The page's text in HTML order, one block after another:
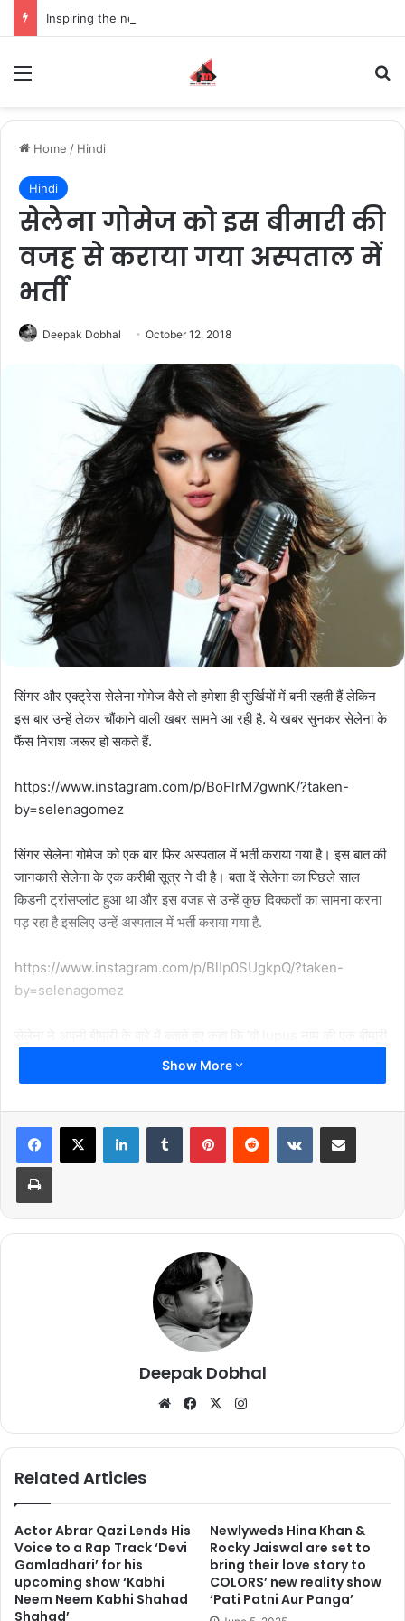
Home / Hindi
Hindi
सेलेना गोमेज को इस बीमारी की
वजह से कराया गया अस्पताल में
भर्ती
Deepak Dobhal October 12, 2018
सिंगर और एक्ट्रेस सेलेना गोमेज वैसे तो हमेशा ही सुर्खियों में बनी रहती हैं लेकिन
इस बार उन्हें लेकर चौंकाने वाली खबर सामने आ रही है. ये खबर सुनकर सेलेना के
फैंस निराश जरूर हो सकते हैं.
https://www.instagram.com/p/BoFlrM7gwnK/?taken-
by=selenagomez
सिंगर सेलेना गोमेज को एक बार फिर अस्पताल में भर्ती कराया गया है। इस बात की
जानकारी सेलेना के एक करीबी सूत्र ने दी है। बता दें सेलेना का पिछले साल
किडनी ट्रांसप्लांट हुआ था और इस वजह से उन्हें कुछ दिक्कतों का सामना करना
पड़ रहा है इसलिए उन्हें अस्पताल में भर्ती कराया गया है.
https://www.instagram.com/p/BlIp0SUgkpQ/?taken-
by=selenagomez
से पीड़ित हैं और इस वजह से उन्होंने अपने काम से भी ब्रेक लिया है।’
बता दें lupus एक ऐसी बीमारी होती है जो सीधे शरीर के कई हिस्सों को प्रभावित
करती है। सेलेना ने पिछले महीने ही इंस्टाग्राम पर एक पोस्ट कर बताया था कि वो
कुछ समय के लिए सोशल मीडिया से दूर जा रही हैं.
https://www.instagram.com/p/BmOLMksAR6n/?taken-
गोमेज को डिज्नी शो ‘विजर्ड ऑफ वेवर्ली प्लेस’ से चाइल्ड आर्टिस्ट के रूप में प्रसिद्धि
मिली थी। उनके ‘कम एंड गेट इट’, ‘द हार्ट वॉन्ट्स वॉट इट वॉन्ट्स’, ‘बेड लायर’,
‘वुल्फ’ और ‘बैक टू यू’ जैसे फैंस के बीच बेहद पसंद किए जाते हैं।
Show More
Deepak Dobhal
We
te
Fa
bo
X
ra
Related Articles
Actor Abrar Qazi Lends His
Voice to a Rap Track ‘Devi
Gamladhari’ for his
upcoming show ‘Kabhi
Neem Neem Kabhi Shahad
Shahad’
Newlyweds Hina Khan &
Rocky Jaiswal are set to
bring their love story to
COLORS’ new reality show
‘Pati Patni Aur Panga’